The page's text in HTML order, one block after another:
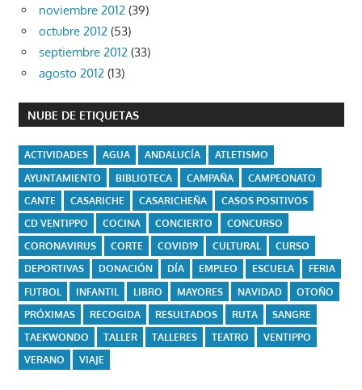
noviembre 2012 (39)
octubre 2012 (53)
septiembre 2012 (33)
agosto 2012 (13)
NUBE DE ETIQUETAS
ACTIVIDADES AGUA ANDALUCÍA
ATLETISMO
AYUNTAMIENTO
BIBLIOTECA CAMPAÑA
CAMPEONATO
CANTE
CASARICHE CASARICHEÑA
CASOS POSITIVOS
CD VENTIPPO
COCINA CONCIERTO
CONCURSO
CORONAVIRUS
CORTE COVID19 CULTURAL
CURSO
DEPORTIVAS
DONACIÓN DÍA EMPLEO ESCUELA
FERIA
FUTBOL
INFANTIL LIBRO MAYORES NAVIDAD
OTOÑO
PRÓXIMAS
RECOGIDA RESULTADOS RUTA
SANGRE
TAEKWONDO
TALLER TALLERES TEATRO
VENTIPPO
VERANO
VIAJE